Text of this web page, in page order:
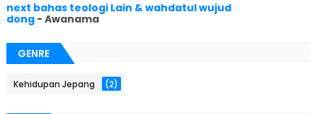
next bahas teologi Lain & wahdatul wujud
dong- Awanama
GENRE
Kehidupan Jepang (2)